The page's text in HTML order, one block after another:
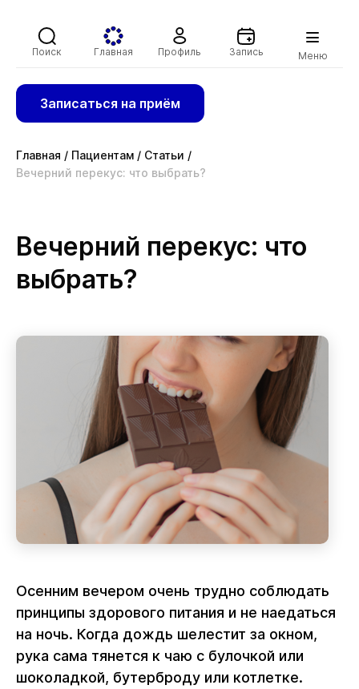
Поиск Главная Профиль Запись Меню
Записаться на приём
Главная / Пациентам / Статьи /
Вечерний перекус: что выбрать?
Вечерний перекус: что
выбрать?
Осенним вечером очень трудно соблюдать
принципы здорового питания и не наедаться
на ночь. Когда дождь шелестит за окном,
рука сама тянется к чаю с булочкой или
шоколадкой, бутерброду или котлетке.